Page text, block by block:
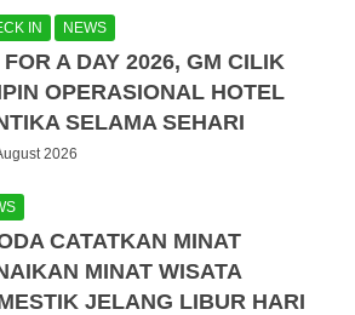
IN NEWS
FOR A DAY 2026, GM CILIK
OPERASIONAL HOTEL
SELAMA SEHARI
2026
CATATKAN MINAT
MINAT WISATA
JELANG LIBUR HARI